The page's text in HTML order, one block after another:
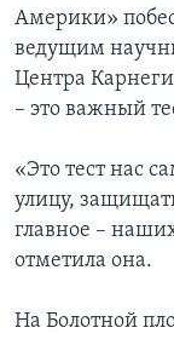
Америки»
ведущим
Центра
– это важный
«Это тест нас
улицу,
главное –
отметила она.
На Болотной